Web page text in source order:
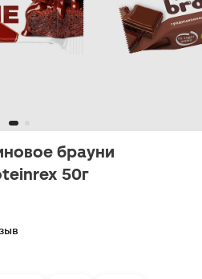
брауни
50г